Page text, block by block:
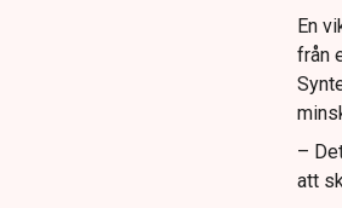
En
från
–
att